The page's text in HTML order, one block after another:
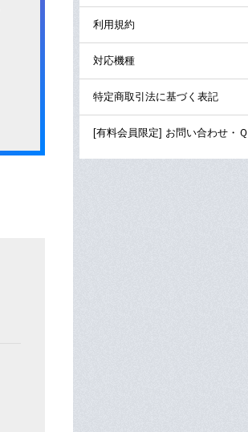
利用規約
対応機種
特定商取引法に基づく表記
[有料会員限定] お問い合わせ・